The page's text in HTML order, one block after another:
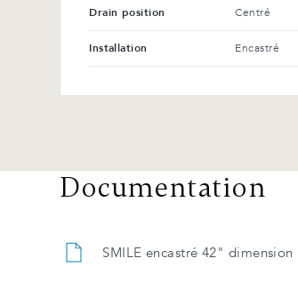
Drain position Centré
Installation Encastré
Documentation
SMILE encastré 42" dimension